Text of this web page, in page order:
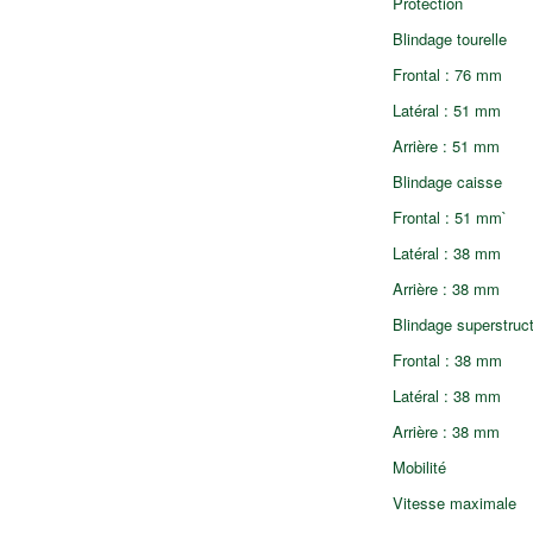
Blindage tourelle
Frontal : 76 mm
Latéral : 51 mm
Arrière : 51 mm
Blindage caisse
Frontal : 51 mm`
Latéral : 38 mm
Arrière : 38 mm
Blindage
Frontal : 38 mm
Latéral : 38 mm
Arrière : 38 mm
Mobilité
Vitesse maximale